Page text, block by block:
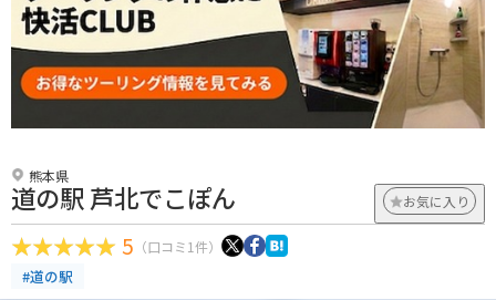
熊本県
道の駅 芦北でこぽん お気に入り
5 （口コミ1件）
#道の駅